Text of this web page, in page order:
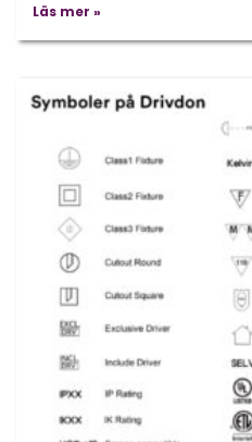
Läs mer »